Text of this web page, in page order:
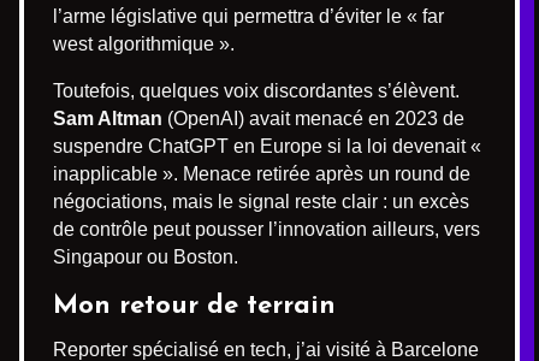
l’arme législative qui permettra d’éviter le « far
west algorithmique ».
Toutefois, quelques voix discordantes s’élèvent.
Sam Altman (OpenAI) avait menacé en 2023 de
suspendre ChatGPT en Europe si la loi devenait «
inapplicable ». Menace retirée après un round de
négociations, mais le signal reste clair : un excès
de contrôle peut pousser l’innovation ailleurs, vers
Singapour ou Boston.
Mon retour de terrain
Reporter spécialisé en tech, j’ai visité à Barcelone